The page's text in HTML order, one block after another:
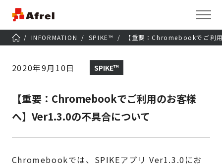
INFORMATION SPIKE™ 【重要：Chromebookでご利
2020年9月10日 SPIKE™
【重要：Chromebookでご利用のお客様
へ】Ver1.3.0の不具合について
Chromebookでは、SPIKEアプリ Ver1.3.0にお